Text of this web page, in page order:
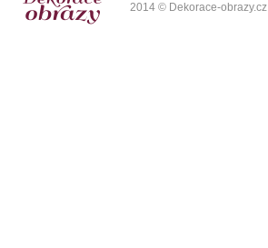
2014 © Dekorace-obrazy.cz